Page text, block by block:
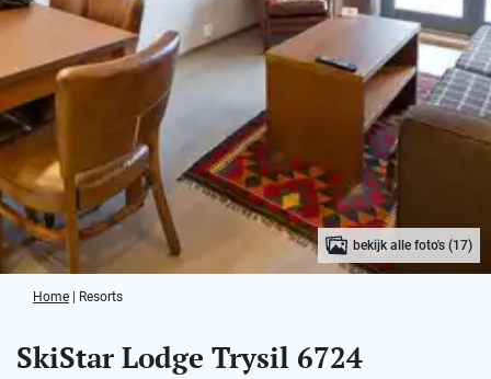
bekijk alle foto's (17)
Home Resorts
SkiStar Lodge Trysil 6724